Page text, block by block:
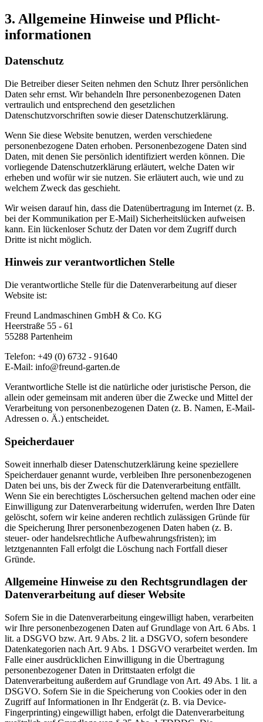
3. Allgemeine Hinweise und Pflicht­
informationen
Datenschutz
Die Betreiber dieser Seiten nehmen den Schutz Ihrer persönlichen
Daten sehr ernst. Wir behandeln Ihre personenbezogenen Daten
vertraulich und entsprechend den gesetzlichen
Datenschutzvorschriften sowie dieser Datenschutzerklärung.
Wenn Sie diese Website benutzen, werden verschiedene
personenbezogene Daten erhoben. Personenbezogene Daten sind
Daten, mit denen Sie persönlich identifiziert werden können. Die
vorliegende Datenschutzerklärung erläutert, welche Daten wir
erheben und wofür wir sie nutzen. Sie erläutert auch, wie und zu
welchem Zweck das geschieht.
Wir weisen darauf hin, dass die Datenübertragung im Internet (z. B.
bei der Kommunikation per E-Mail) Sicherheitslücken aufweisen
kann. Ein lückenloser Schutz der Daten vor dem Zugriff durch
Dritte ist nicht möglich.
Hinweis zur verantwortlichen Stelle
Die verantwortliche Stelle für die Datenverarbeitung auf dieser
Website ist:
Freund Landmaschinen GmbH & Co. KG
Heerstraße 55 - 61
55288 Partenheim
Telefon: +49 (0) 6732 - 91640
E-Mail: info@freund-garten.de
Verantwortliche Stelle ist die natürliche oder juristische Person, die
allein oder gemeinsam mit anderen über die Zwecke und Mittel der
Verarbeitung von personenbezogenen Daten (z. B. Namen, E-Mail-
Adressen o. Ä.) entscheidet.
Speicherdauer
Soweit innerhalb dieser Datenschutzerklärung keine speziellere
Speicherdauer genannt wurde, verbleiben Ihre personenbezogenen
Daten bei uns, bis der Zweck für die Datenverarbeitung entfällt.
Wenn Sie ein berechtigtes Löschersuchen geltend machen oder eine
Einwilligung zur Datenverarbeitung widerrufen, werden Ihre Daten
gelöscht, sofern wir keine anderen rechtlich zulässigen Gründe für
die Speicherung Ihrer personenbezogenen Daten haben (z. B.
steuer- oder handelsrechtliche Aufbewahrungsfristen); im
letztgenannten Fall erfolgt die Löschung nach Fortfall dieser
Gründe.
Allgemeine Hinweise zu den Rechtsgrundlagen der
Datenverarbeitung auf dieser Website
Sofern Sie in die Datenverarbeitung eingewilligt haben, verarbeiten
wir Ihre personenbezogenen Daten auf Grundlage von Art. 6 Abs. 1
lit. a DSGVO bzw. Art. 9 Abs. 2 lit. a DSGVO, sofern besondere
Datenkategorien nach Art. 9 Abs. 1 DSGVO verarbeitet werden. Im
Falle einer ausdrücklichen Einwilligung in die Übertragung
personenbezogener Daten in Drittstaaten erfolgt die
Datenverarbeitung außerdem auf Grundlage von Art. 49 Abs. 1 lit. a
DSGVO. Sofern Sie in die Speicherung von Cookies oder in den
Zugriff auf Informationen in Ihr Endgerät (z. B. via Device-
Fingerprinting) eingewilligt haben, erfolgt die Datenverarbeitung